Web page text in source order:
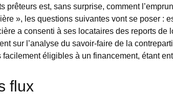
prêteurs est, sans surprise, comment
», les questions suivantes vont se poser
a consenti à ses locataires des reports
sur l’analyse du savoir-faire de la
éligibles à un financement, étant
flux